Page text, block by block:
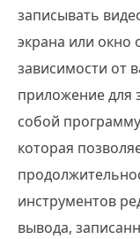
записывать
экрана или окно
зависимости от
приложение для
собой
которая
инструментов
вывода,